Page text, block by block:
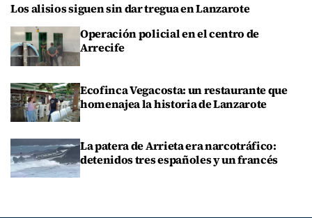
Los alisios siguen sin dar tregua en Lanzarote
Operación policial en el centro de
Arrecife
Ecofinca Vegacosta: un restaurante que
homenajea la historia de Lanzarote
La patera de Arrieta era narcotráfico:
detenidos tres españoles y un francés